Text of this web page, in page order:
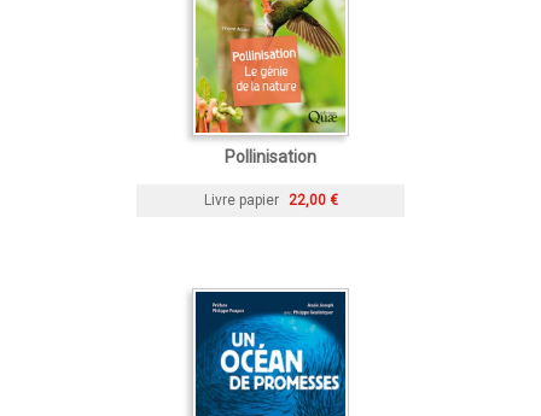
Pollinisation
Livre papier 22,00 €